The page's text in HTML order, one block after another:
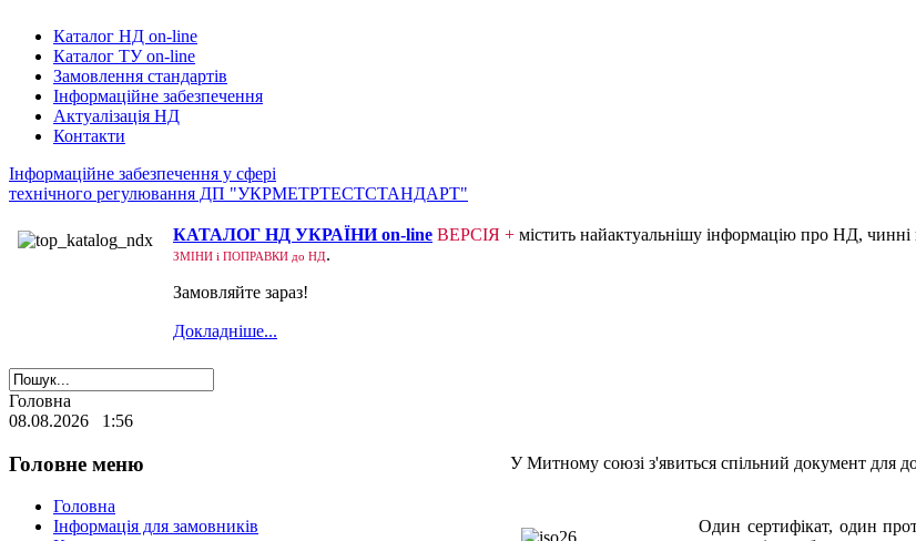
Каталог НД on-line
Каталог ТУ on-line
Замовлення стандартів
Інформаційне забезпечення
Актуалізація НД
Контакти
Інформаційне забезпечення у сфері
технічного регулювання ДП "УКРМЕТРТЕСТСТАНДАРТ"
КАТАЛОГ НД УКРАЇНИ on-line ВЕРСІЯ + містить найактуальнішу інформацію про НД, чинні
ЗМІНИ і ПОПРАВКИ до НД.
Замовляйте зараз!
Докладніше...
Головна
08.08.2026 1:56
Головне меню
Головна
Інформація для замовників
У Митному союзі з'явиться спільний документ для
Один сертифікат, один